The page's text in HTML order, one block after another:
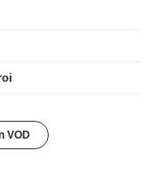
VOD